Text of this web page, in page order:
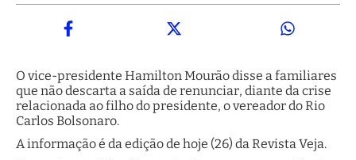
O vice-presidente Hamilton Mourão disse a familiares
que não descarta a saída de renunciar, diante da crise
relacionada ao filho do presidente, o vereador do Rio
Carlos Bolsonaro.
A informação é da edição de hoje (26) da Revista Veja.